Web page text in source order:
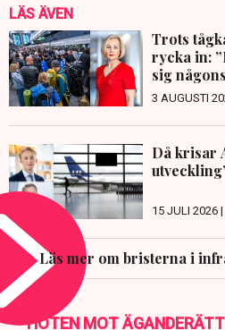
LÄS ÄVEN
Trots
rycka in:
sig
3 AUGUSTI
Då krisar
15 JULI 2026 |
Läs mer om bristerna i
HOTEN MOT